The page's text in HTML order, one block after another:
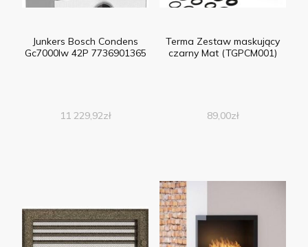
Junkers Bosch Condens
Gc7000Iw 42P 7736901365
11 229,92zł
Terma Zestaw maskujący
czarny Mat (TGPCM001)
89,00zł